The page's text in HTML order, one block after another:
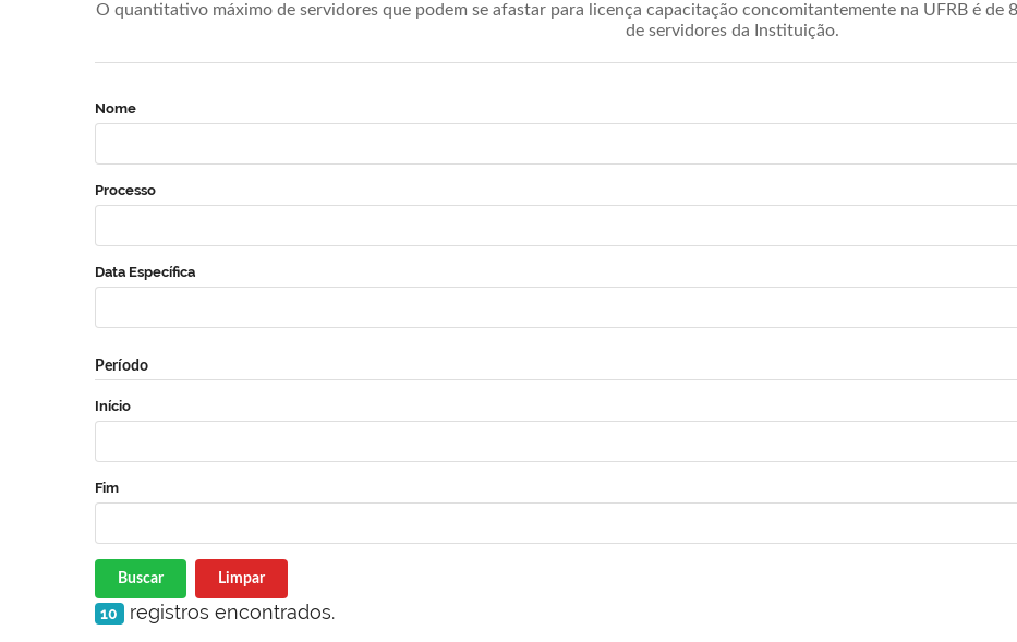
O quantitativo máximo de servidores que podem se afastar para licença capacitação concomitantemente na UFRB é
de servidores da Instituição.
Nome
Processo
Data Específica
Período
Início
Fim
Buscar Limpar
10 registros encontrados.